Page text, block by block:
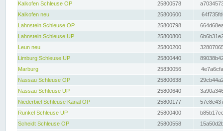
Kalkofen Schleuse OP
25800578
Kalkofen neu
25800600
Lahnstein Schleuse OP
25800798
Lahnstein Schleuse UP
25800800
Leun neu
25800200
Limburg Schleuse UP
25800440
Marburg
25830056
Nassau Schleuse OP
25800638
Nassau Schleuse UP
25800640
Niederbiel Schleuse Kanal OP
25800177
Runkel Schleuse UP
25800400
Scheidt Schleuse OP
25800558